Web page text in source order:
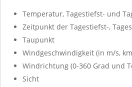
Temperatur, Tagestiefst- und
Zeitpunkt der Tagestiefst-,
Taupunkt
Windgeschwindigkeit (in m/s,
Windrichtung (0-360 Grad und
Sicht